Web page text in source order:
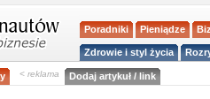
Poradniki Pieniądze
Zdrowie i styl życia
< reklama Dodaj artykuł / link